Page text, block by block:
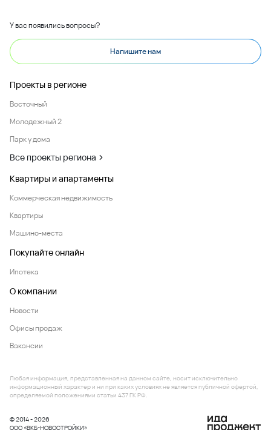
У вас появились вопросы?
Напишите нам
Проекты в регионе
Восточный
Молодежный 2
Парк у дома
Все проекты региона
Квартиры и апартаменты
Коммерческая недвижимость
Квартиры
Машино-места
Покупайте онлайн
Ипотека
О компании
Новости
Офисы продаж
Вакансии
© 2014 - 2026
ООО «ВКБ-НОВОСТРОЙКИ»
Любая информация, представленная на данном сайте, носит исключительно
информационный характер и ни при каких условиях не является публичной офертой,
определяемой положениями статьи 437 ГК РФ.